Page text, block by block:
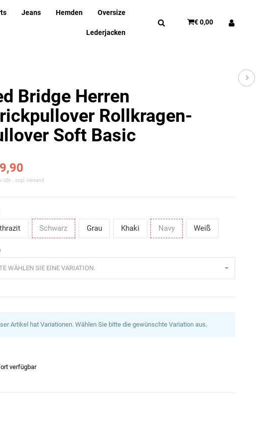
Jeans Hemden Oversize
Lederjacken
€ 0,00
Bridge Herren
Rollkragen-
Soft Basic
USt. , zzgl.Versand
Schwarz Grau Khaki Navy Weiß
WÄHLEN SIE EINE VARIATION.
Artikel hat Variationen. Wählen Sie bitte die gewünschte Variation aus.
verfügbar